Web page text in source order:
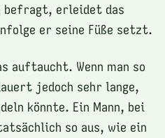
befragt, erleidet das
er seine Füße setzt.
auftaucht. Wenn man so
jedoch sehr lange,
könnte. Ein Mann, bei
so aus, wie ein